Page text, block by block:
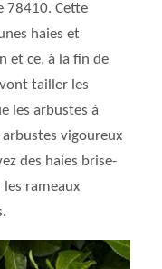
78410. Cette
haies et
et ce, à la fin de
tailler les
les arbustes à
vigoureux
des haies brise-
rameaux